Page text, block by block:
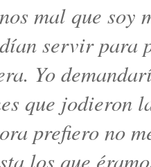
mal que
servir para
Yo
que jodieron
prefiero no
los que